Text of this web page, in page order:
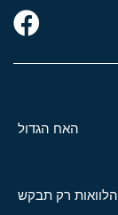
האח הגדול
הלוואות רק תבקש